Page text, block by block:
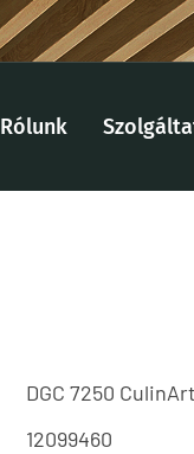
Rólunk
DGC 7250 CulinArt
12099460